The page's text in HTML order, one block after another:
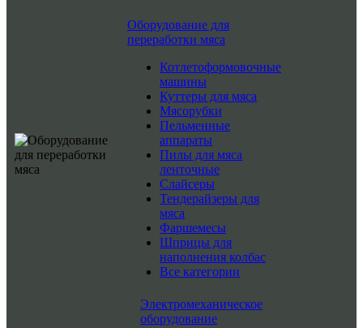
Оборудование для
переработки мяса
Котлетоформовочные
машины
Куттеры для мяса
Мясорубки
Пельменные
аппараты
Пилы для мяса
ленточные
Слайсеры
Тендерайзеры для
мяса
Фаршемесы
Шприцы для
наполнения колбас
Все категории
Электромеханическое
оборудование